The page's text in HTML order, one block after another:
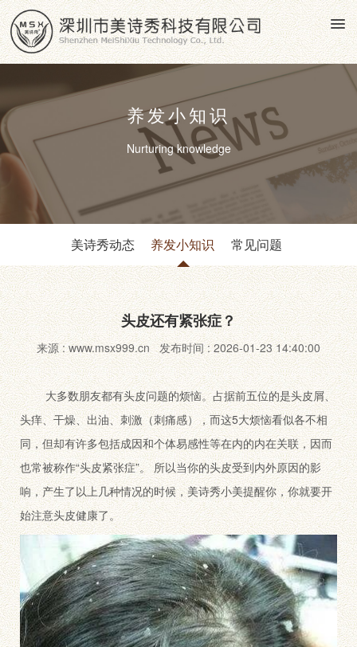
养发小知识
Nurturing knowledge
美诗秀动态 养发小知识 常见问题
头皮还有紧张症？
来源 : www.msx999.cn 发布时间 : 2026-01-23 14:40:00
大多数朋友都有头皮问题的烦恼。占据前五位的是头皮屑、
头痒、干燥、出油、刺激（刺痛感），而这5大烦恼看似各不相
同，但却有许多包括成因和个体易感性等在内的内在关联，因而
也常被称作“头皮紧张症”。 所以当你的头皮受到内外原因的影
响，产生了以上几种情况的时候，美诗秀小美提醒你，你就要开
始注意头皮健康了。